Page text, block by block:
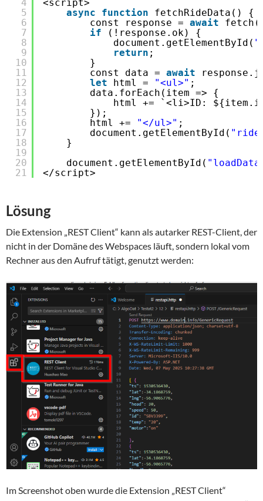
4
5
6
7
8
9
10
11
12
13
14
15
16
17
18
19
20
21
<script>
async
function
fetchRideData() {
const response = await fetch(
if
(!response.ok) {
document.getElementById(
return ;
}
const data = await
let
html = "<ul>" ;
data.forEach(item => {
html += `<li>ID:
});
html +=
"</ul>" ;
document.getElementById(
}
document.getElementById(
</script>
Lösung
Die Extension „REST Client“ kann als autarker REST-Client, der
nicht in der Domäne des Webspaces läuft, sondern lokal vom
Rechner aus den Aufruf tätigt, genutzt werden:
Im Screenshot oben wurde die Extension „REST Client“